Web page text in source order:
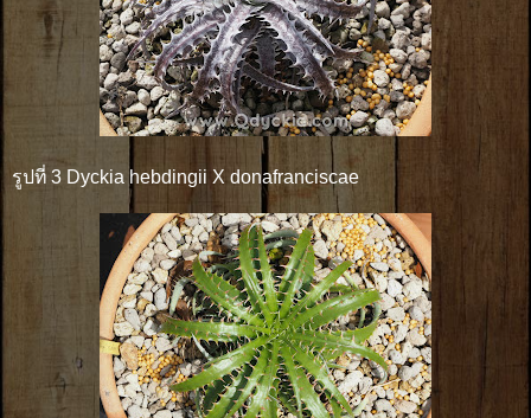
รูปที่ 3 Dyckia hebdingii X donafranciscae